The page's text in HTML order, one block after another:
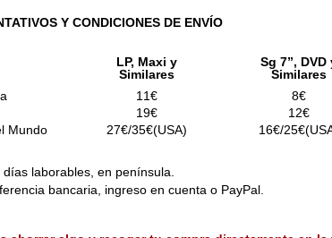
Y CONDICIONES DE ENVÍO
LP, Maxi y
Similares
Sg 7”, DVD
Similares
11€ 8€
19€ 12€
Mundo
27€/35€(USA) 16€/
laborables, en península.
bancaria, ingreso en cuenta o PayPal.